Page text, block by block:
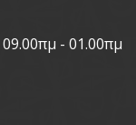
09.00πμ - 01.00πμ